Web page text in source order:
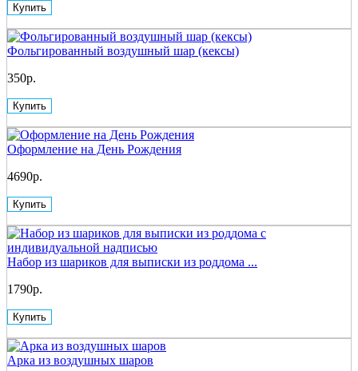
Купить
Фольгированный воздушный шар (кексы)
350р.
Купить
Оформление на День Рождения
4690р.
Купить
Набор из шариков для выписки из роддома ...
1790р.
Купить
Арка из воздушных шаров